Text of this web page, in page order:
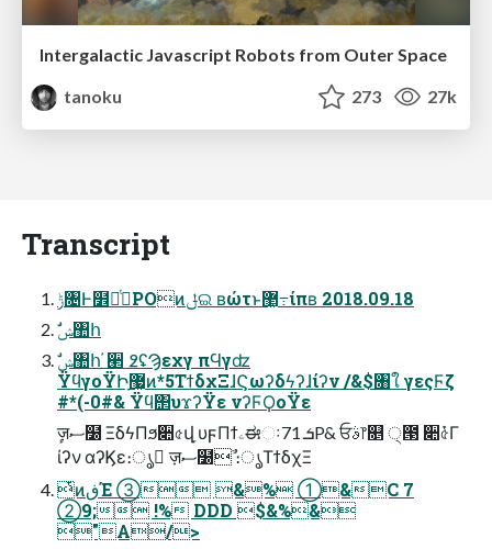
Intergalactic Javascript Robots from Outer Space
tanoku
273 27k
Transcript
ݱ৔Ͱ໾ཱͭPOͷݪଇ ʙώτͱ޲͖߹͏ίπʙ 2018.09.18
ࣗݾ঺հ
ΫϥγοΫԻָ޷͖ͷ*5ΤϯδχΞɺϚωʔδϟʔɺίʔν /&$৘ใ γεςϜζ
#*(-0#& Ϋϥ΢υϫʔΫε νʔϜϘοΫε
ٕज़ސ໰ ΞδϟΠϧ૊৫վֵ υϝΠϯۦಈઃܭ 71P& ਓࣄ෦௕ ੍౓ ૊৫ͮ͘Γ
ίʔν αʔϏε։ൃ ٕज़ސ໰ࣾ ։ൃΤϯδχΞ
ͭͷڧΈ ③ &% ①&C 7
②9; !% DDD $&%&
"A/>